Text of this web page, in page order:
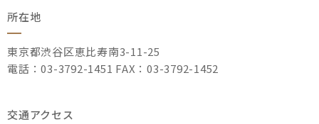
所在地
東京都渋谷区恵比寿南3-11-25
電話：03-3792-1451 FAX：03-3792-1452
交通アクセス